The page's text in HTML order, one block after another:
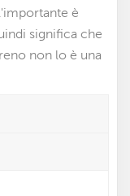
è
significa che
non lo è una